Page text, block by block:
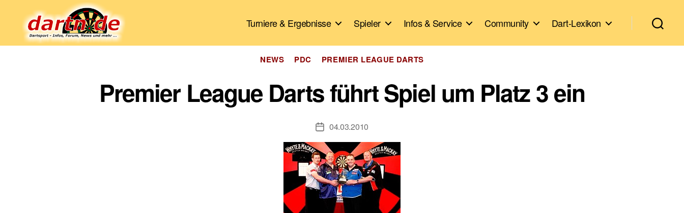
Turniere & Ergebnisse Spieler Infos & Service Community Dart-Lexikon
Kategorien
NEWS PDC PREMIER LEAGUE DARTS
Premier League Darts führt Spiel um Platz 3 ein
Veröffentlichungsdatum
04.03.2010